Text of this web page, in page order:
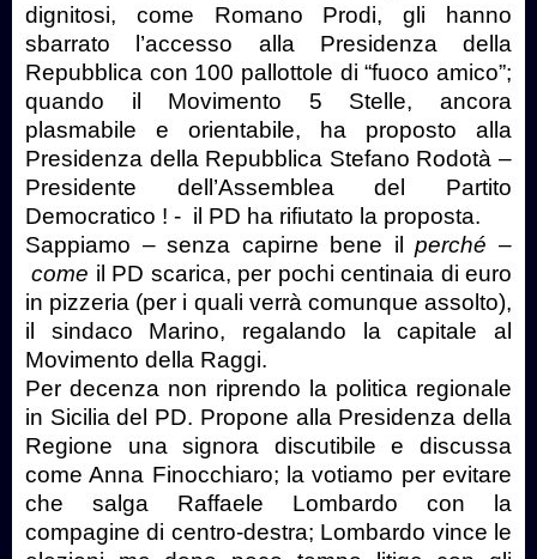
dignitosi, come Romano Prodi, gli hanno
sbarrato l’accesso alla Presidenza della
Repubblica con 100 pallottole di “fuoco amico”;
quando il Movimento 5 Stelle, ancora
plasmabile e orientabile, ha proposto alla
Presidenza della Repubblica Stefano Rodotà –
Presidente dell’Assemblea del Partito
Democratico ! - il PD ha rifiutato la proposta.
Sappiamo – senza capirne bene ilperché–
come il PD scarica, per pochi centinaia di euro
in pizzeria (per i quali verrà comunque assolto),
il sindaco Marino, regalando la capitale al
Movimento della Raggi.
Per decenza non riprendo la politica regionale
in Sicilia del PD. Propone alla Presidenza della
Regione una signora discutibile e discussa
come Anna Finocchiaro; la votiamo per evitare
che salga Raffaele Lombardo con la
compagine di centro-destra; Lombardo vince le